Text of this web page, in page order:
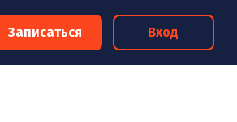
Записаться Вход